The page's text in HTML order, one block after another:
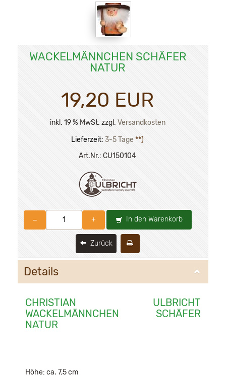
WACKELMÄNNCHEN SCHÄFER
NATUR
19,20 EUR
inkl. 19 % MwSt. zzgl. Versandkosten
Lieferzeit: 3-5 Tage **)
Art.Nr.: CU150104
– + In den Warenkorb
Zurück
Details
CHRISTIAN ULBRICHT
WACKELMÄNNCHEN SCHÄFER
NATUR
Höhe: ca. 7,5 cm